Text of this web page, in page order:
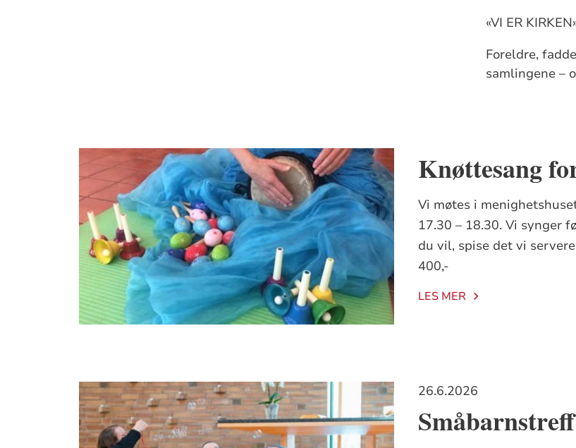
«VI ER
Foreldre,
samlingene –
Knøttesang
Vi møtes i
17.30 – 18.30. Vi synger
du vil, spise det vi
400,-
LES MER
26.6.2026
Småbarnstreff